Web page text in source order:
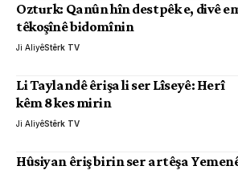
Ozturk: Qanûn hîn destpêk e, divê
têkoşînê bidomînin
Ji AliyêStêrk TV
Li Taylandê êrişa li ser Lîseyê: Herî
kêm 8 kes mirin
Ji AliyêStêrk TV
Hûsiyan êriş birin ser artêşa